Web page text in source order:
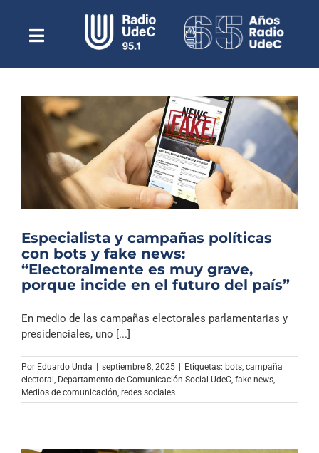
contenidoToggle
NavigationEscuchar Radio UdeC en vivo
Quiénes Somos
Programación
Podcast
Noticias
Reportajes
Columnas
Música Clásica
Archivo Sonoro
Especialista y campañas políticas
con bots y fake news:
“Electoralmente es muy grave,
porque incide en el futuro del país”
En medio de las campañas electorales parlamentarias y
presidenciales, uno [...]
Por Eduardo Unda septiembre 8, 2025 Etiquetas: bots, campaña
electoral , Departamento de Comunicación Social UdeC, fake news,
Medios de comunicación, redes sociales